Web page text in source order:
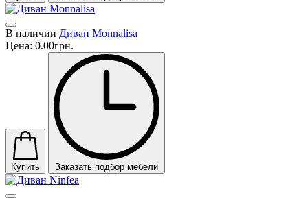
В наличии Диван Monnalisa
Цена: 0.00грн.
Купить Заказать подбор мебели